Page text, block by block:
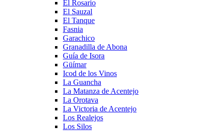
El Rosario
El Sauzal
El Tanque
Fasnia
Garachico
Granadilla de Abona
Guía de Isora
Güímar
Icod de los Vinos
La Guancha
La Matanza de Acentejo
La Orotava
La Victoria de Acentejo
Los Realejos
Los Silos